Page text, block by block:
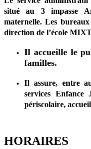
situé au 3 impasse
maternelle. Les
direction de l’école
Il accueille le
familles.
Il assure, entre
services Enfance
périscolaire,
HORAIRES